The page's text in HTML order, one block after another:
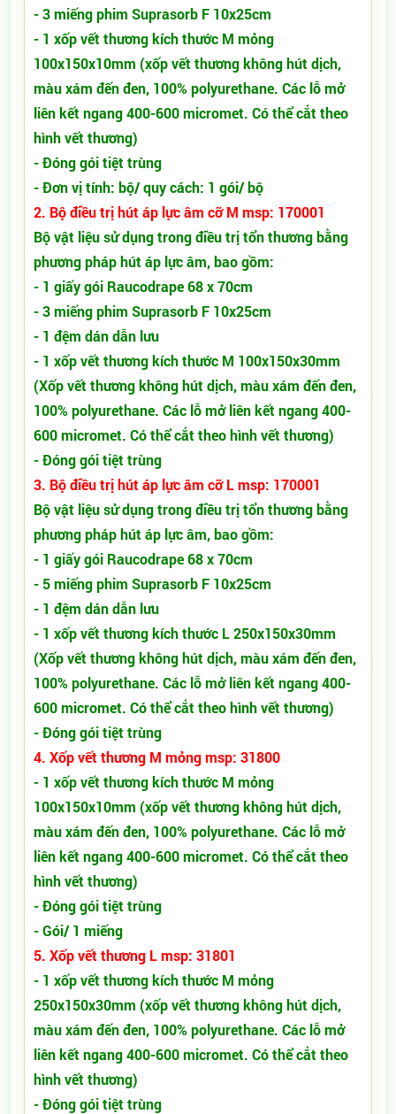
- 3 miếng phim Suprasorb F 10x25cm
- 1 xốp vết thương kích thước M mỏng
100x150x10mm (xốp vết thương không hút dịch,
màu xám đến đen, 100% polyurethane. Các lỗ mở
liên kết ngang 400-600 micromet. Có thể cắt theo
hình vết thương)
- Đóng gói tiệt trùng
- Đơn vị tính: bộ/ quy cách: 1 gói/ bộ
2. Bộ điều trị hút áp lực âm cỡ M msp: 170001
Bộ vật liệu sử dụng trong điều trị tổn thương bằng
phương pháp hút áp lực âm, bao gồm:
- 1 giấy gói Raucodrape 68 x 70cm
- 3 miếng phim Suprasorb F 10x25cm
- 1 đệm dán dẫn lưu
- 1 xốp vết thương kích thước M 100x150x30mm
(Xốp vết thương không hút dịch, màu xám đến đen,
100% polyurethane. Các lỗ mở liên kết ngang 400-
600 micromet. Có thể cắt theo hình vết thương)
- Đóng gói tiệt trùng
3. Bộ điều trị hút áp lực âm cỡ L msp: 170001
Bộ vật liệu sử dụng trong điều trị tổn thương bằng
phương pháp hút áp lực âm, bao gồm:
- 1 giấy gói Raucodrape 68 x 70cm
- 5 miếng phim Suprasorb F 10x25cm
- 1 đệm dán dẫn lưu
- 1 xốp vết thương kích thước L 250x150x30mm
(Xốp vết thương không hút dịch, màu xám đến đen,
100% polyurethane. Các lỗ mở liên kết ngang 400-
600 micromet. Có thể cắt theo hình vết thương)
- Đóng gói tiệt trùng
4. Xốp vết thương M mỏng msp: 31800
- 1 xốp vết thương kích thước M mỏng
100x150x10mm (xốp vết thương không hút dịch,
màu xám đến đen, 100% polyurethane. Các lỗ mở
liên kết ngang 400-600 micromet. Có thể cắt theo
hình vết thương)
- Đóng gói tiệt trùng
- Gói/ 1 miếng
5. Xốp vết thương L msp: 31801
- 1 xốp vết thương kích thước M mỏng
250x150x30mm (xốp vết thương không hút dịch,
màu xám đến đen, 100% polyurethane. Các lỗ mở
liên kết ngang 400-600 micromet. Có thể cắt theo
hình vết thương)
- Đóng gói tiệt trùng